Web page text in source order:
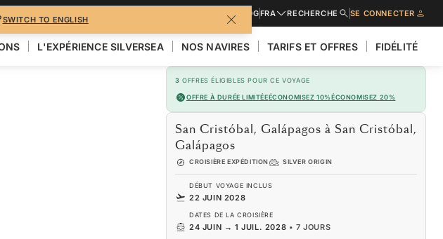
SWITCH TO ENGLISH
BLOGFRA RECHERCHE SE CONNECTER
L'EXPÉRIENCE SILVERSEA NOS NAVIRES TARIFS ET OFFRES FIDÉLITÉ
3 OFFRES ÉLIGIBLES POUR CE VOYAGE
OFFRE À DURÉE LIMITÉEÉCONOMISEZ 10%ÉCONOMISEZ 20%
San Cristóbal, Galápagos à San Cristóbal,
Galápagos
CROISIÈRE EXPÉDITION SILVER ORIGIN
DÉBUT VOYAGE INCLUS
22 JUIN 2028
DATES DE LA CROISIÈRE
24 JUIN → 1 JUIL. 2028 •7 JOURS